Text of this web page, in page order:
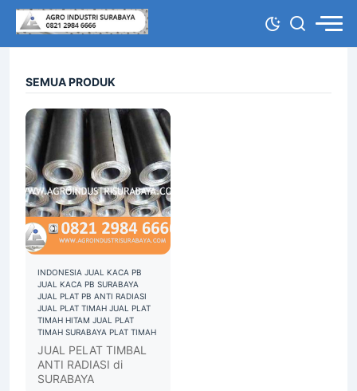
SEMUA PRODUK
INDONESIA JUAL KACA PB
JUAL KACA PB SURABAYA
JUAL PLAT PB ANTI RADIASI
JUAL PLAT TIMAH JUAL PLAT
TIMAH HITAM JUAL PLAT
TIMAH SURABAYA PLAT TIMAH
JUAL PELAT TIMBAL
ANTI RADIASI di
SURABAYA